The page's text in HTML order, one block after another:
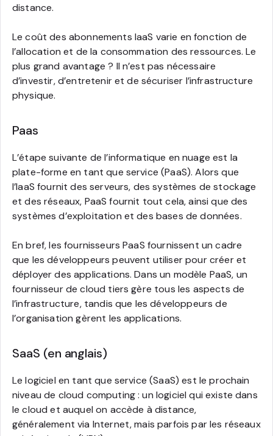
distance.
Le coût des abonnements IaaS varie en fonction de
l’allocation et de la consommation des ressources. Le
plus grand avantage ? Il n’est pas nécessaire
d’investir, d’entretenir et de sécuriser l’infrastructure
physique.
Paas
L’étape suivante de l’informatique en nuage est la
plate-forme en tant que service (PaaS). Alors que
l’IaaS fournit des serveurs, des systèmes de stockage
et des réseaux, PaaS fournit tout cela, ainsi que des
systèmes d’exploitation et des bases de données.
En bref, les fournisseurs PaaS fournissent un cadre
que les développeurs peuvent utiliser pour créer et
déployer des applications. Dans un modèle PaaS, un
fournisseur de cloud tiers gère tous les aspects de
l’infrastructure, tandis que les développeurs de
l’organisation gèrent les applications.
SaaS (en anglais)
Le logiciel en tant que service (SaaS) est le prochain
niveau de cloud computing : un logiciel qui existe dans
le cloud et auquel on accède à distance,
généralement via Internet, mais parfois par les réseaux